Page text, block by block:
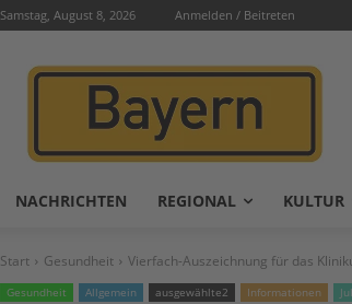
Samstag, August 8, 2026 Anmelden / Beitreten
NACHRICHTEN REGIONAL KULTUR
Start Gesundheit Vierfach-Auszeichnung für das
Gesundheit Allgemein ausgewählte2 Informationen